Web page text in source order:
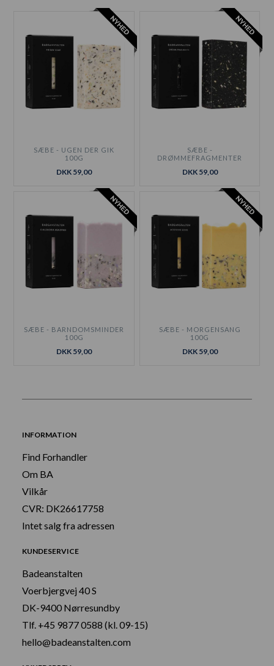
SÆBE - UGEN DER GIK
100G
DKK 59,00
SÆBE -
DRØMMEFRAGMENTER
DKK 59,00
SÆBE - BARNDOMSMINDER
100G
DKK 59,00
SÆBE - MORGENSANG
100G
DKK 59,00
INFORMATION
Find Forhandler
Om BA
Vilkår
CVR: DK26617758
Intet salg fra adressen
KUNDESERVICE
Badeanstalten
Voerbjergvej 40 S
DK-9400 Nørresundby
Tlf. +45 9877 0588 (kl. 09-15)
hello@badeanstalten.com